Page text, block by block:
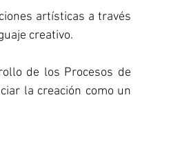
artísticas a través
creativo.
de los Procesos de
la creación como un